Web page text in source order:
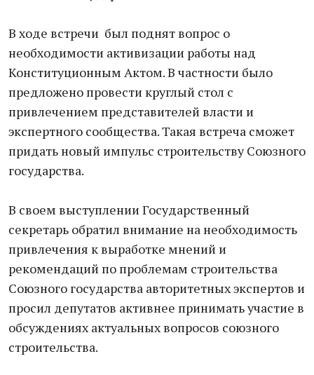
В ходе встречи был поднят вопрос о
необходимости активизации работы над
Конституционным Актом. В частности было
предложено провести круглый стол с
привлечением представителей власти и
экспертного сообщества. Такая встреча сможет
придать новый импульс строительству Союзного
государства.
В своем выступлении Государственный
секретарь обратил внимание на необходимость
привлечения к выработке мнений и
рекомендаций по проблемам строительства
Союзного государства авторитетных экспертов и
просил депутатов активнее принимать участие в
обсуждениях актуальных вопросов союзного
строительства.